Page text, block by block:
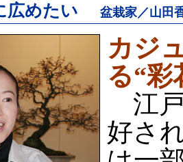
広めたい 盆栽家／山田
カジ
る“彩
江
好さ